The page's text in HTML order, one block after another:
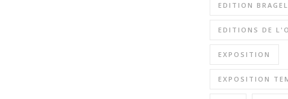
EDITION
EDITIONS DE
EXPOSITION
EXPOSITION